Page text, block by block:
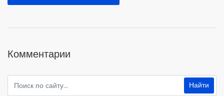
Комментарии